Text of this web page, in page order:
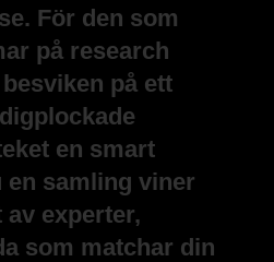
För den som
på research
på ett
en smart
en samling viner
experter,
som matchar din